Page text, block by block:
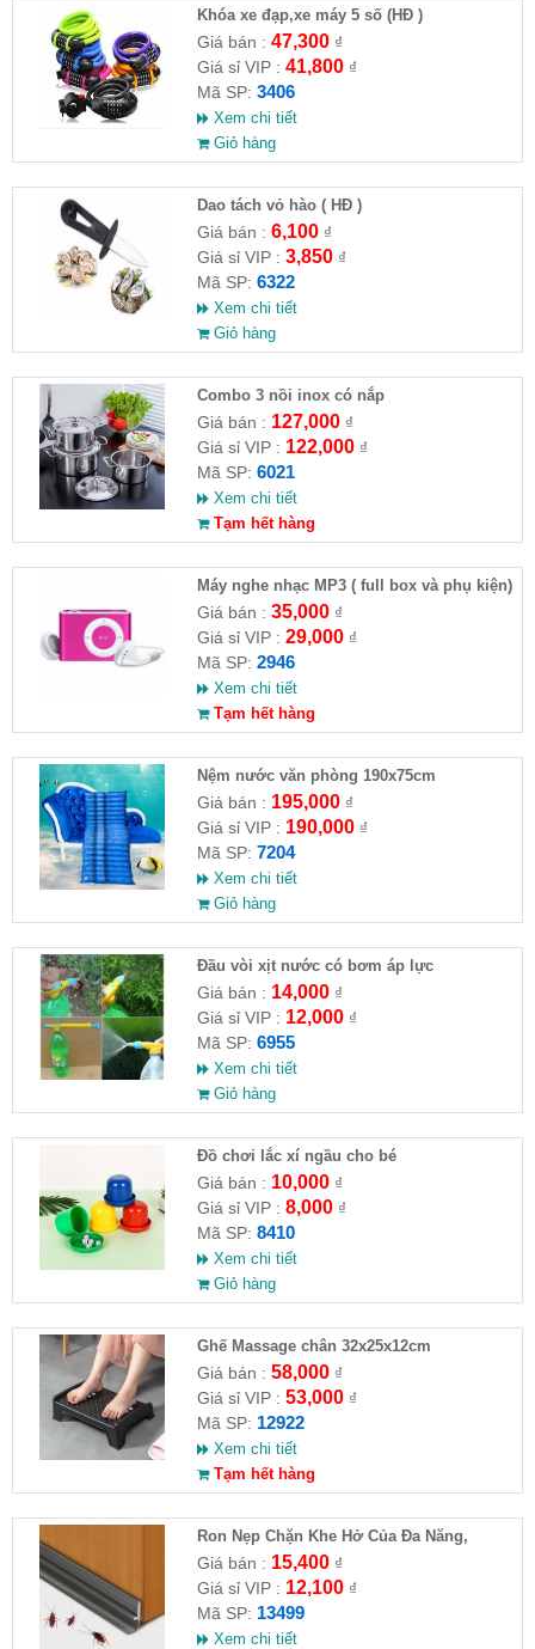
Khóa xe đạp,xe máy 5 số (HĐ )
Giá bán : 47,300₫
Giá sỉ VIP : 41,800₫
Mã SP: 3406
Xem chi tiết
Giỏ hàng
Dao tách vỏ hào ( HĐ )
Giá bán : 6,100₫
Giá sỉ VIP : 3,850₫
Mã SP: 6322
Xem chi tiết
Giỏ hàng
Combo 3 nồi inox có nắp
Giá bán : 127,000₫
Giá sỉ VIP : 122,000₫
Mã SP: 6021
Xem chi tiết
Tạm hết hàng
Máy nghe nhạc MP3 ( full box và phụ kiện)
Giá bán : 35,000₫
Giá sỉ VIP : 29,000₫
Mã SP: 2946
Xem chi tiết
Tạm hết hàng
Nệm nước văn phòng 190x75cm
Giá bán : 195,000₫
Giá sỉ VIP : 190,000₫
Mã SP: 7204
Xem chi tiết
Giỏ hàng
Đầu vòi xịt nước có bơm áp lực
Giá bán : 14,000₫
Giá sỉ VIP : 12,000₫
Mã SP: 6955
Xem chi tiết
Giỏ hàng
Đồ chơi lắc xí ngầu cho bé
Giá bán : 10,000₫
Giá sỉ VIP : 8,000₫
Mã SP: 8410
Xem chi tiết
Giỏ hàng
Ghế Massage chân 32x25x12cm
Giá bán : 58,000₫
Giá sỉ VIP : 53,000₫
Mã SP: 12922
Xem chi tiết
Tạm hết hàng
Ron Nẹp Chặn Khe Hở Của Đa Năng,
Chống Côn Trùng( HĐ )
Giá bán : 15,400₫
Giá sỉ VIP : 12,100₫
Mã SP: 13499
Xem chi tiết